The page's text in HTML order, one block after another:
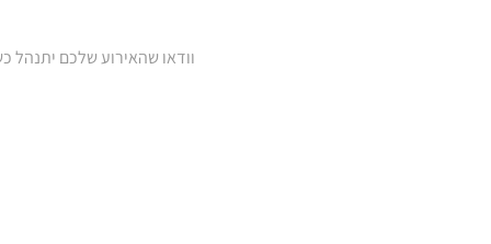
וודאו שהאירוע שלכם יתנהל